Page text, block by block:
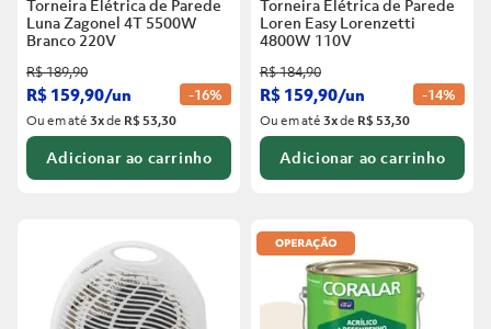
Torneira Elétrica de Parede
Luna Zagonel 4T 5500W
Branco 220V
R$189,90
R$ 159,90/un -16%
Ou em até3xde R$ 53,30
Adicionar ao carrinho
Torneira Elétrica de Parede
Loren Easy Lorenzetti
4800W 110V
R$184,90
R$ 159,90/un -14%
Ou em até3xde R$ 53,30
Adicionar ao carrinho